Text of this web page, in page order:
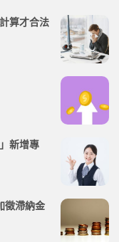
算才合法
新增專
徵滯納金